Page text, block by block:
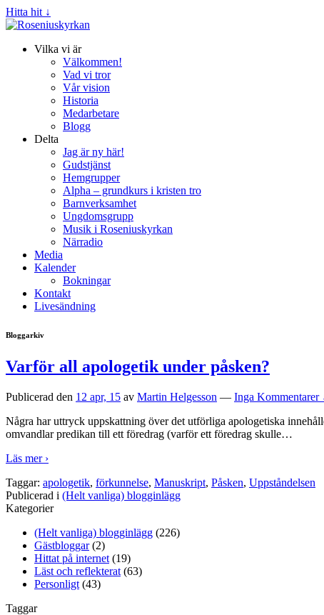
Hitta hit ↓
Vilka vi är
Välkommen!
Vad vi tror
Vår vision
Historia
Medarbetare
Blogg
Delta
Jag är ny här!
Gudstjänst
Hemgrupper
Alpha – grundkurs i kristen tro
Barnverksamhet
Ungdomsgrupp
Musik i Roseniuskyrkan
Närradio
Media
Kalender
Bokningar
Kontakt
Livesändning
Bloggarkiv
Varför all apologetik under påsken?
Publicerad den 12 apr, 15 av Martin Helgesson — Inga Kommentarer
Några har uttryck uppskattning över det utförliga apologetiska
omvandlar predikan till ett föredrag (varför ett föredrag skulle…
Läs mer ›
Taggar: apologetik, förkunnelse, Manuskript, Påsken, Uppståndelsen
Publicerad i (Helt vanliga) blogginlägg
Kategorier
(Helt vanliga) blogginlägg (226)
Gästbloggar(2)
Hittat på internet (19)
Läst och reflekterat (63)
Personligt (43)
Taggar